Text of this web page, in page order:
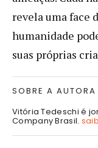
revela uma face
humanidade
suas próprias
SOBRE A AUTORA
Vitória Tedeschi é
Company Brasil.